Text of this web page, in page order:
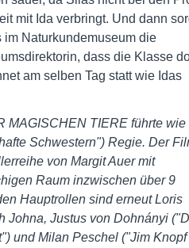
mit Ida verbringt. Und dann
Naturkundemuseum die
dass die Klasse
am selben Tag statt wie Idas
MAGISCHEN TIERE führte wie
Schwestern") Regie. Der
von Margit Auer mit
Raum inzwischen über 9
Hauptrollen sind erneut Loris
Johna, Justus von Dohnányi
und Milan Peschel ("Jim